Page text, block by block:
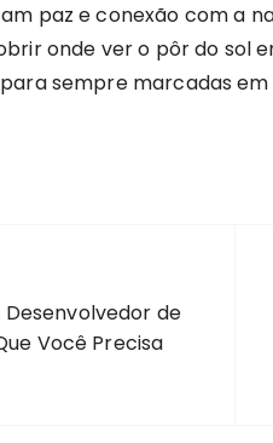
paz e conexão com a
onde ver o pôr do sol
sempre marcadas em
de
Você Precisa